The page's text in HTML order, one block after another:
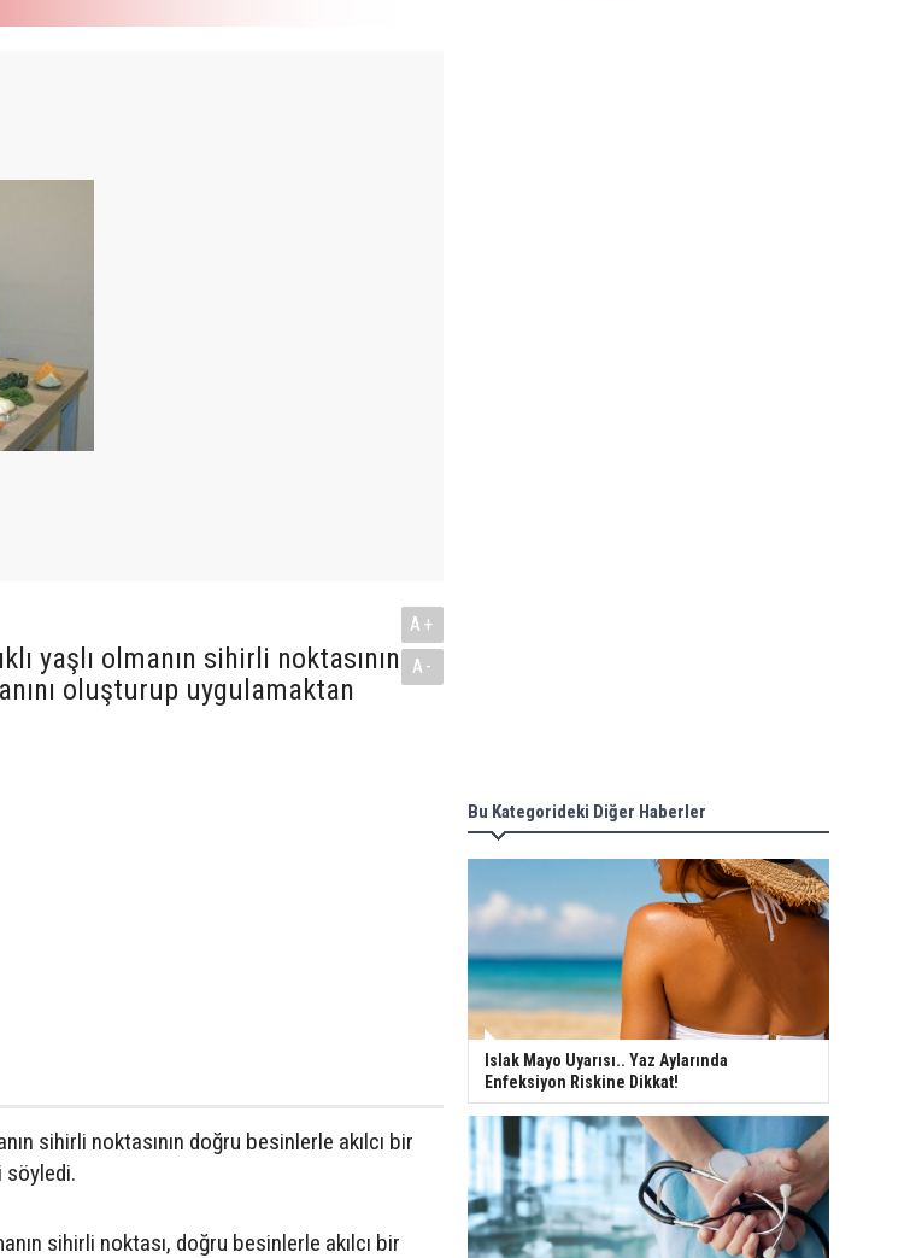
yaşlı olmanın sihirli noktasının
oluşturup uygulamaktan
A+
A-
sihirli noktasının doğru besinlerle akılcı bir
söyledi.
sihirli noktası, doğru besinlerle akılcı bir
Bu Kategorideki Diğer Haberler
Islak Mayo Uyarısı.. Yaz Aylarında
Enfeksiyon Riskine Dikkat!